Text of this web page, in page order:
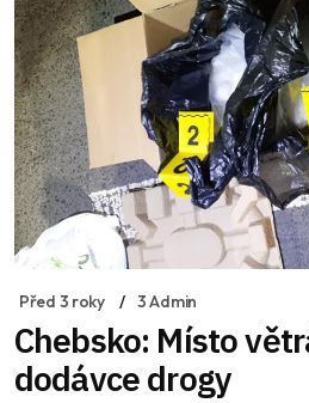
Před 3 roky 3 Admin
Chebsko: Místo
dodávce drogy